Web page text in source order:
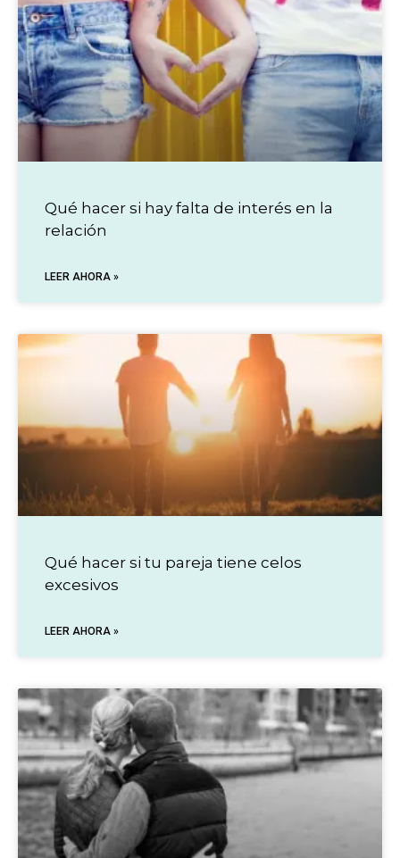
Qué hacer si hay falta de interés en la
relación
LEER AHORA »
Qué hacer si tu pareja tiene celos
excesivos
LEER AHORA »